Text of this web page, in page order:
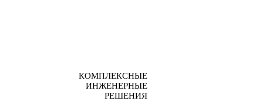
КОМПЛЕКСНЫЕ
ИНЖЕНЕРНЫЕ
РЕШЕНИЯ